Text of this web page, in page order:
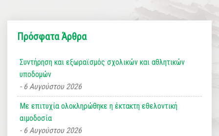
Πρόσφατα Άρθρα
Συντήρηση και εξωραϊσμός σχολικών και αθλητικών
υποδομών
6 Αυγούστου 2026
Με επιτυχία ολοκληρώθηκε η έκτακτη εθελοντική
αιμοδοσία
6 Αυγούστου 2026